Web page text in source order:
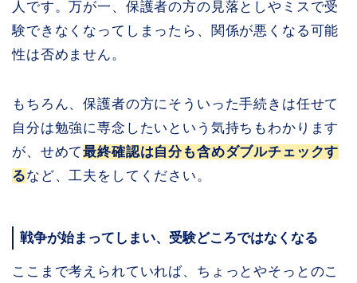
人です。万が一、保護者の方の見落としやミスで受
験できなくなってしまったら、関係が悪くなる可能
性は否めません。
もちろん、保護者の方にそういった手続きは任せて
自分は勉強に専念したいという気持ちもわかります
が、せめて最終確認は自分も含めダブルチェックす
るなど、工夫をしてください。
戦争が始まってしまい、受験どころではなくなる
ここまで考えられていれば、ちょっとやそっとのこ